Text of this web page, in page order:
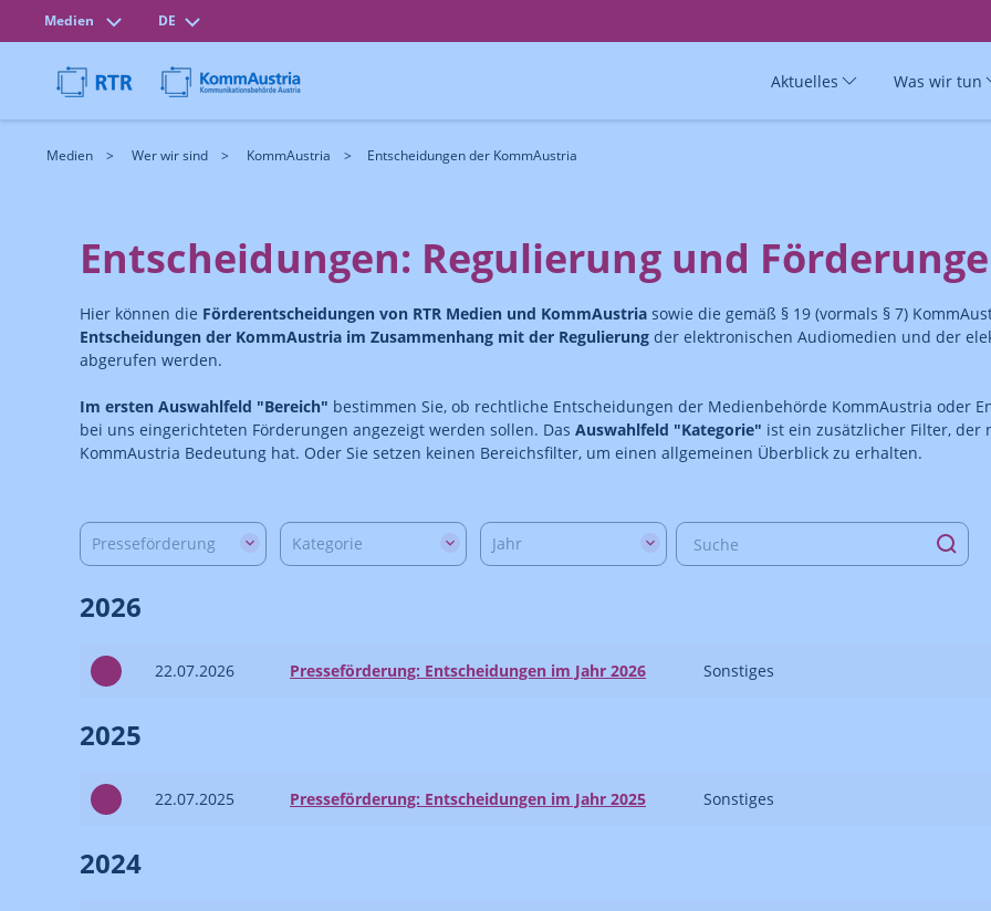
Medien DE
Aktuelles Was wir tun
Medien Wer wir sind KommAustria Entscheidungen der KommAustria
Entscheidungen: Regulierung und
Hier können die Förderentscheidungen von RTR Medien und KommAustria sowie die gemäß § 19 (vormals § 7)
Entscheidungen der KommAustria im Zusammenhang mit der Regulierung der elektronischen Audiomedien und der
abgerufen werden.
Im ersten Auswahlfeld "Bereich" bestimmen Sie, ob rechtliche Entscheidungen der Medienbehörde KommAustria oder
bei uns eingerichteten Förderungen angezeigt werden sollen. Das Auswahlfeld "Kategorie" ist ein zusätzlicher Filter,
KommAustria Bedeutung hat. Oder Sie setzen keinen Bereichsfilter, um einen allgemeinen Überblick zu erhalten.
Presseförderung Kategorie Jahr
2026
22.07.2026 Presseförderung: Entscheidungen im Jahr 2026 Sonstiges
2025
22.07.2025 Presseförderung: Entscheidungen im Jahr 2025 Sonstiges
2024